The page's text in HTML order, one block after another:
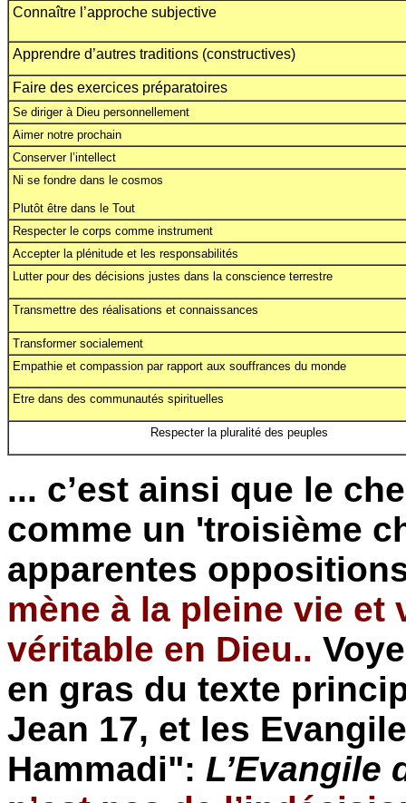
Connaître l’approche subjective
Apprendre d’autres traditions (constructives)
Faire des exercices préparatoires
Se diriger à Dieu personnellement
Aimer notre prochain
Conserver l’intellect
Ni se fondre dans le cosmos
Plutôt être dans le Tout
Respecter le corps comme instrument
Accepter la plénitude et les responsabilités
Lutter pour des décisions justes dans la conscience terrestre
Transmettre des réalisations et connaissances
Transformer socialement
Empathie et compassion par rapport aux souffrances du monde
Etre dans des communautés spirituelles
Respecter la pluralité des peuples
... c’est ainsi que le
comme un 'troisième
apparentes
mène à la pleine vie
véritable en Dieu..
en gras du texte
Jean 17, et les
Hammadi": L’Evangile